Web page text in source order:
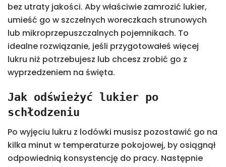
bez utraty jakości. Aby właściwie zamrozić lukier,
umieść go w szczelnych woreczkach strunowych
lub mikroprzepuszczalnych pojemnikach. To
idealne rozwiązanie, jeśli przygotowałeś więcej
lukru niż potrzebujesz lub chcesz zrobić go z
wyprzedzeniem na święta.
Jak odświeżyć lukier po
schłodzeniu
Po wyjęciu lukru z lodówki musisz pozostawić go na
kilka minut w temperaturze pokojowej, by osiągnął
odpowiednią konsystencję do pracy. Następnie